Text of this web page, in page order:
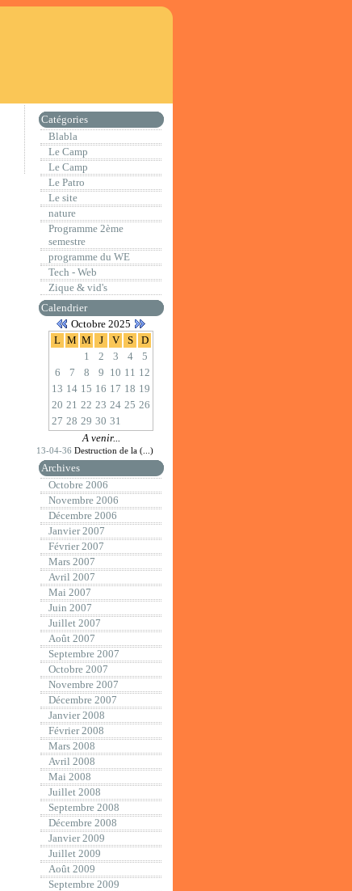
Catégories
Blabla
Le Camp
Le Camp
Le Patro
Le site
nature
Programme 2ème
semestre
programme du WE
Tech - Web
Zique & vid's
Calendrier
Octobre 2025
L M M J V S
D
1
2 3 4
5
6
7 8 9 10 11 12
13 14 15 16 17 18 19
20 21 22 23 24 25 26
27 28 29 30 31
A venir...
13-04-36 Destruction de la (...)
Archives
Octobre 2006
Novembre 2006
Décembre 2006
Janvier 2007
Février 2007
Mars 2007
Avril 2007
Mai 2007
Juin 2007
Juillet 2007
Août 2007
Septembre 2007
Octobre 2007
Novembre 2007
Décembre 2007
Janvier 2008
Février 2008
Mars 2008
Avril 2008
Mai 2008
Juillet 2008
Septembre 2008
Décembre 2008
Janvier 2009
Juillet 2009
Août 2009
Septembre 2009